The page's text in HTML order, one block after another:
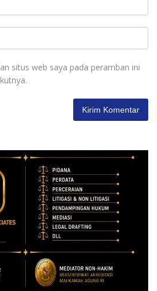
situs web saya pada peramban ini